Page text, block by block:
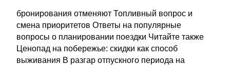
бронирования отменяют Топливный вопрос и
смена приоритетов Ответы на популярные
вопросы о планировании поездки Читайте также
Ценопад на побережье: скидки как способ
выживания В разгар отпускного периода на